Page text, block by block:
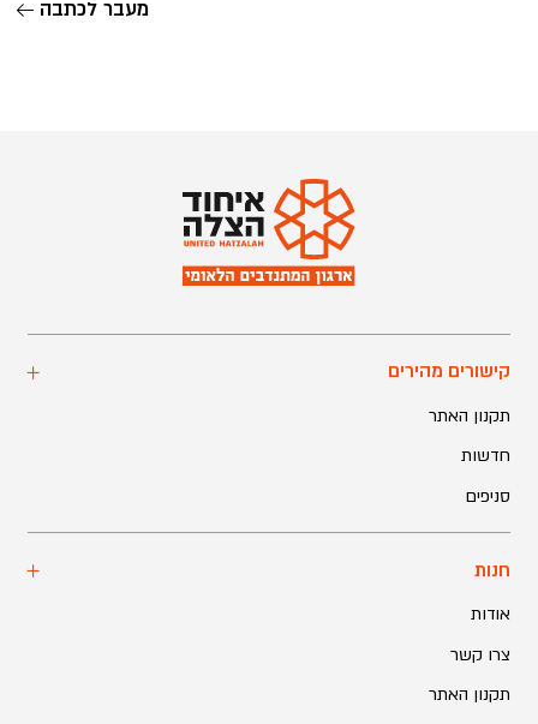
מעבר לכתבה
קישורים מהירים
תקנון האתר
חדשות
סניפים
חנות
אודות
צרו קשר
תקנון האתר